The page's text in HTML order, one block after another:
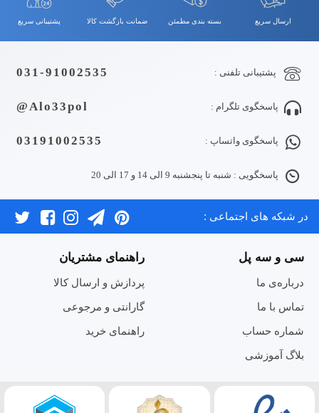
ارسال سریع بسته بندی مطمئن ضمانت بازگشت کالا پشتیبانی سریع
پشتیبانی تلفنی : 031-91002535
پاسخگوی تلگرام : Alo33pol@
پاسخگوی واتساپ : 03191002535
پاسخگویی : شنبه تا پنجشنبه 9 الی 14 و 17 الی 20
در شبکه های اجتماعی :
سی و سه پل
درباره‌ی ما
تماس با ما
شماره حساب
بلاگ آموزشی
راهنمای مشتریان
پردازش و ارسال کالا
گارانتی و مرجوعی
راهنمای خرید